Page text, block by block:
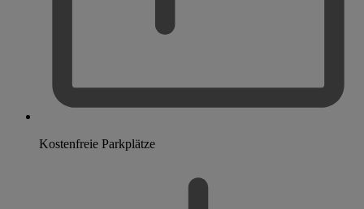
Kostenfreie Parkplätze